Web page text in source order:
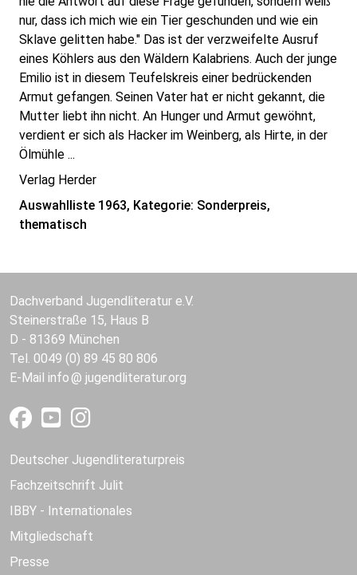
nur, dass ich mich wie ein Tier geschunden und wie ein
Sklave gelitten habe." Das ist der verzweifelte Ausruf
eines Köhlers aus den Wäldern Kalabriens. Auch der junge
Emilio ist in diesem Teufelskreis einer bedrückenden
Armut gefangen. Seinen Vater hat er nicht gekannt, die
Mutter liebt ihn nicht. An Hunger und Armut gewöhnt,
verdient er sich als Hacker im Weinberg, als Hirte, in der
Ölmühle ...
Verlag Herder
Auswahlliste 1963, Kategorie: Sonderpreis,
thematisch
Dachverband Jugendliteratur e.V.
Steinerstraße 15, Haus B
D - 81369 München
Tel. 0049 (0) 89 45 80 806
E-Mail info jugendliteratur.org
Deutscher Jugendliteraturpreis
Fachzeitschrift Julit
IBBY - Internationales
Mitgliedschaft
Presse